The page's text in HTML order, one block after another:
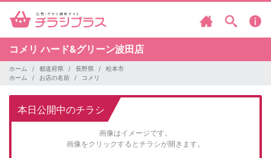
コメリハード&グリーン波田店
ホーム 都道府県 長野県
松本市
ホーム
お店の名前 コメリ
本日公開中のチラシ
画像はイメージです。
画像をクリックするとチラシが開きます。